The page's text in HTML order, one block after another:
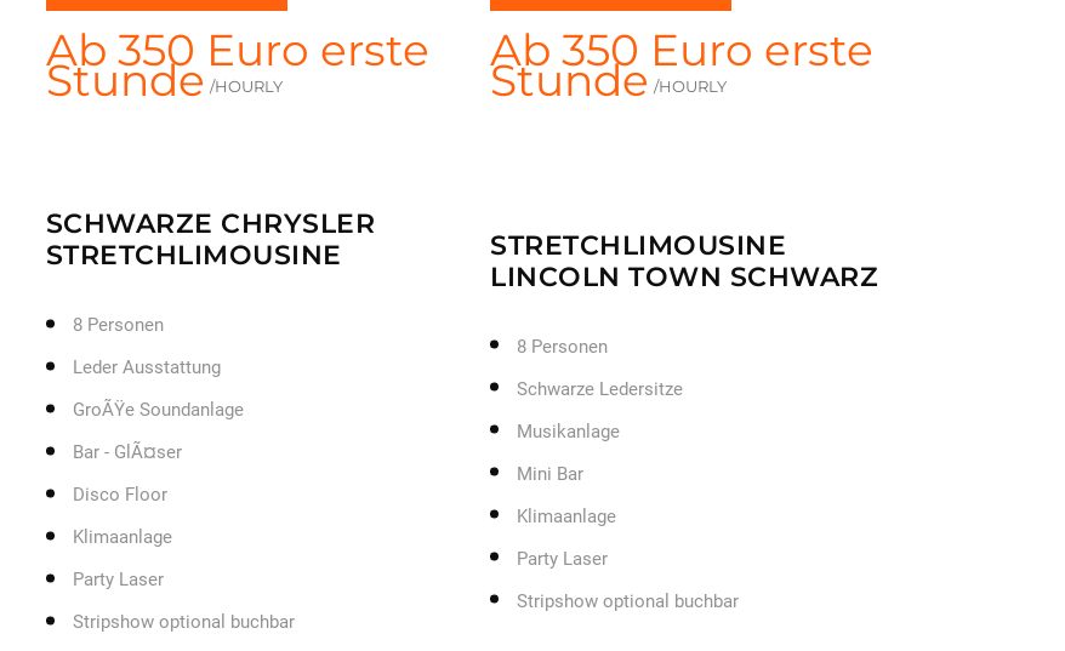
Ab 350 Euro erste
Stunde /HOURLY
Ab 350 Euro erste
Stunde /HOURLY
SCHWARZE CHRYSLER
STRETCHLIMOUSINE
8 Personen
Leder Ausstattung
GroÃŸe Soundanlage
Bar - GlÃ¤ser
Disco Floor
Klimaanlage
Party Laser
Stripshow optional buchbar
STRETCHLIMOUSINE
LINCOLN TOWN SCHWARZ
8 Personen
Schwarze Ledersitze
Musikanlage
Mini Bar
Klimaanlage
Party Laser
Stripshow optional buchbar